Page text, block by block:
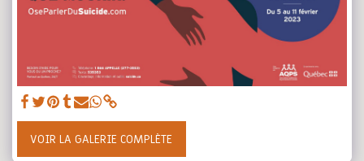
VOIR LA GALERIE COMPLÈTE